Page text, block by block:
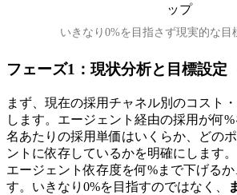
いきなり0%を目指さず現実的な目
フェーズ1：現状分析と目標設定
まず、現在の採用チャネル別のコスト
します。エージェント経由の採用が何
名あたりの採用単価はいくらか、どの
ントに依存しているかを明確にします
エージェント依存度を何%まで下げる
す。いきなり0%を目指すのではなく、